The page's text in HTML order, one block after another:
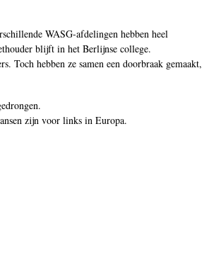
WASG-afdelingen hebben heel
blijft in het Berlijnse college.
Toch hebben ze samen een doorbraak gemaakt,
zijn voor links in Europa.